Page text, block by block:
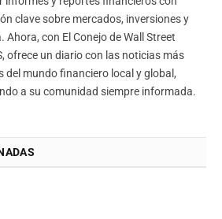
clave sobre mercados, inversiones y
Ahora, con El Conejo de Wall Street
ofrece un diario con las noticias más
del mundo financiero local y global,
a su comunidad siempre informada.